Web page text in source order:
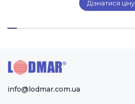
Дізнатися ціну
info@lodmar.com.ua